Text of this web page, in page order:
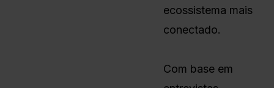
ecossistema mais
conectado.
Com base em